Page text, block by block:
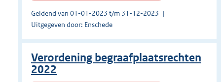
Geldend van 01-01-2023 t/m 31-12-2023
Uitgegeven door: Enschede
Verordening begraafplaatsrechten
2022